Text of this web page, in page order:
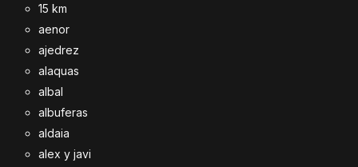
15 km
aenor
ajedrez
alaquas
albal
albuferas
aldaia
alex y javi